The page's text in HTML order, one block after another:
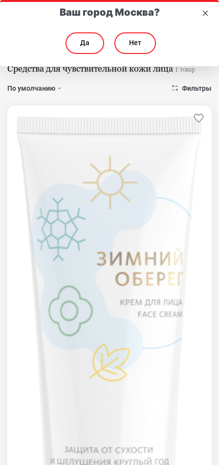
Для лица Чувствительная
Средства для чувствительной кожи лица1 товар
По умолчанию Фильтры
Ваш город Москва?
Да Нет